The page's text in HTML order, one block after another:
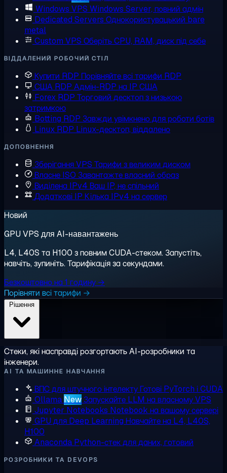
Windows VPS Windows Server, повний адмін
Dedicated Servers Однокористувацький bare
metal
Custom VPS Оберіть CPU, RAM, диск під себе
ВІДДАЛЕНИЙ РОБОЧИЙ СТІЛ
Купити RDP Порівняйте всі тарифи RDP
США RDP Адмін-RDP на IP США
Forex RDP Торговий десктоп з низькою
затримкою
Botting RDP Завжди увімкнено для роботи ботів
Linux RDP Linux-десктоп, віддалено
ДОПОВНЕННЯ
Зберігання VPS Тарифи з великим диском
Власне ISO Завантажте власний образ
Виділена IPv4 Ваш IP, не спільний
Додаткові IP Кілька IPv4 на сервер
Новий
GPU VPS для AI-навантажень
L4, L40S та H100 з повним CUDA-стеком. Запустіть,
навчіть, зупиніть. Тарифікація за секундами.
Безкоштовно на 1 годину →
Порівняти всі тарифи →
Стеки, які насправді розгортають AI-розробники та
інженери.
AI ТА МАШИННЕ НАВЧАННЯ
ВПС для штучного інтелектуГотові PyTorch і CUDA
Ollama NewЗапускайте LLM на власному VPS
Jupyter Notebooks Notebook на вашому сервері
GPU для Deep Learning Навчайте на L4, L40S,
H100
Anaconda Python-стек для даних, готовий
РОЗРОБНИКИ ТА DEVOPS